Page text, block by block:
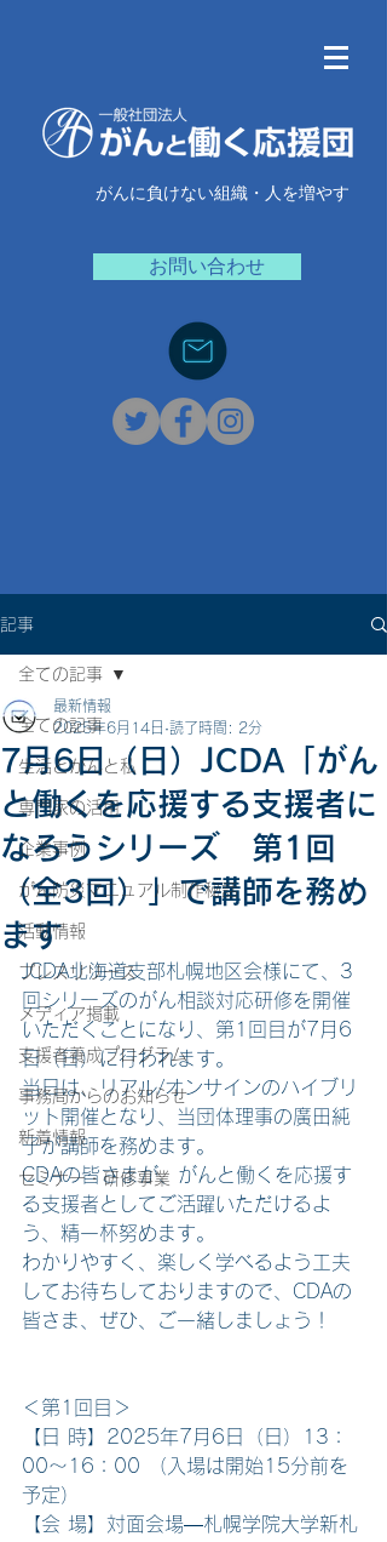
がんに負けない組織・人を増やす
お問い合わせ
記事
全ての記事
生活とがんと私
専門家の活用
企業事例
がん防災マニュアル制作秘話
活動情報
プレスリリース
メディア掲載
支援者養成プログラム
事務局からのお知らせ
新着情報
セミナー・研修事業
全ての記事
7月6日（日）JCDA「がん
と働くを応援する支援者に
なろうシリーズ 第1回
（全3回）」で講師を務め
ます
最新情報
2025年6月14日 読了時間: 2分
JCDA北海道支部札幌地区会様にて、3
回シリーズのがん相談対応研修を開催
いただくことになり、第1回目が7月6
日（日）に行われます。
当日は、リアル/オンサインのハイブリ
ット開催となり、当団体理事の廣田純
子が講師を務めます。
CDAの皆さまが、がんと働くを応援す
る支援者としてご活躍いただけるよ
う、精一杯努めます。
わかりやすく、楽しく学べるよう工夫
してお待ちしておりますので、CDAの
皆さま、ぜひ、ご一緒しましょう！
＜第1回目＞
【日 時】2025年7月6日（日）13：
00～16：00 （入場は開始15分前を
予定）
【会 場】対面会場―札幌学院大学新札